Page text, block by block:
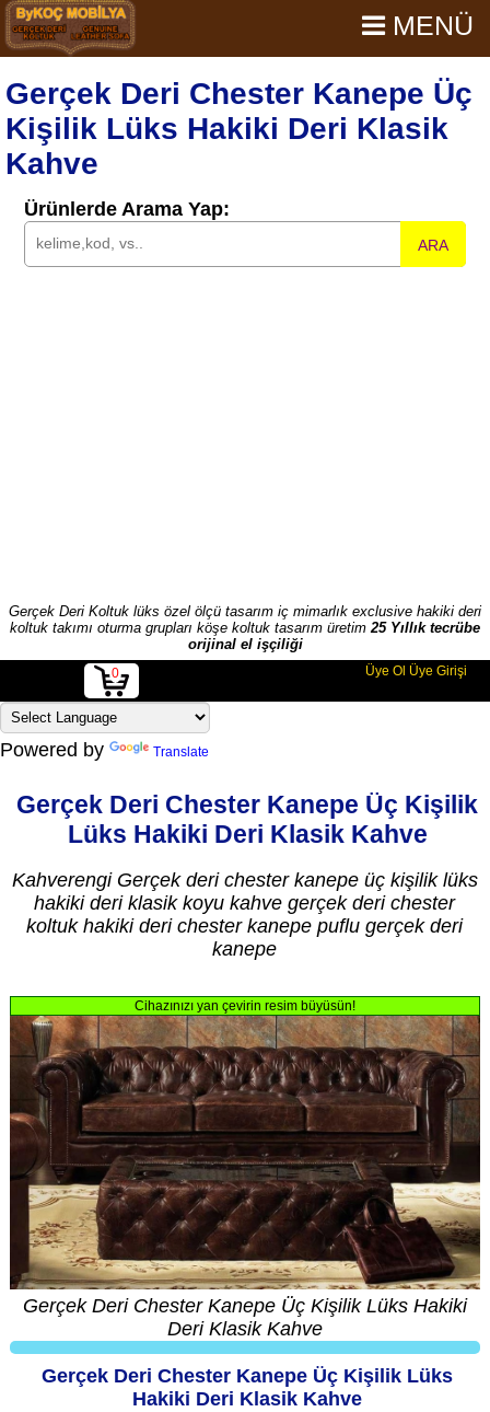
Gerçek Deri Chester Kanepe Üç
Kişilik Lüks Hakiki Deri Klasik
Kahve
MENÜ
Ürünlerde Arama Yap:
ARA
Gerçek Deri Koltuk lüks özel ölçü tasarım iç mimarlık exclusive hakiki deri
koltuk takımı oturma grupları köşe koltuk tasarım üretim25 Yıllık tecrübe
orijinal el işçiliği
0 Üye Ol Üye Girişi
Powered by Translate
Gerçek Deri Chester Kanepe Üç Kişilik
Lüks Hakiki Deri Klasik Kahve
Kahverengi Gerçek deri chester kanepe üç kişilik lüks
hakiki deri klasik koyu kahve gerçek deri chester
koltuk hakiki deri chester kanepe puflu gerçek deri
kanepe
Cihazınızı yan çevirin resim büyüsün!
Gerçek Deri Chester Kanepe Üç Kişilik Lüks Hakiki
Deri Klasik Kahve
Gerçek Deri Chester Kanepe Üç Kişilik Lüks
Hakiki Deri Klasik Kahve